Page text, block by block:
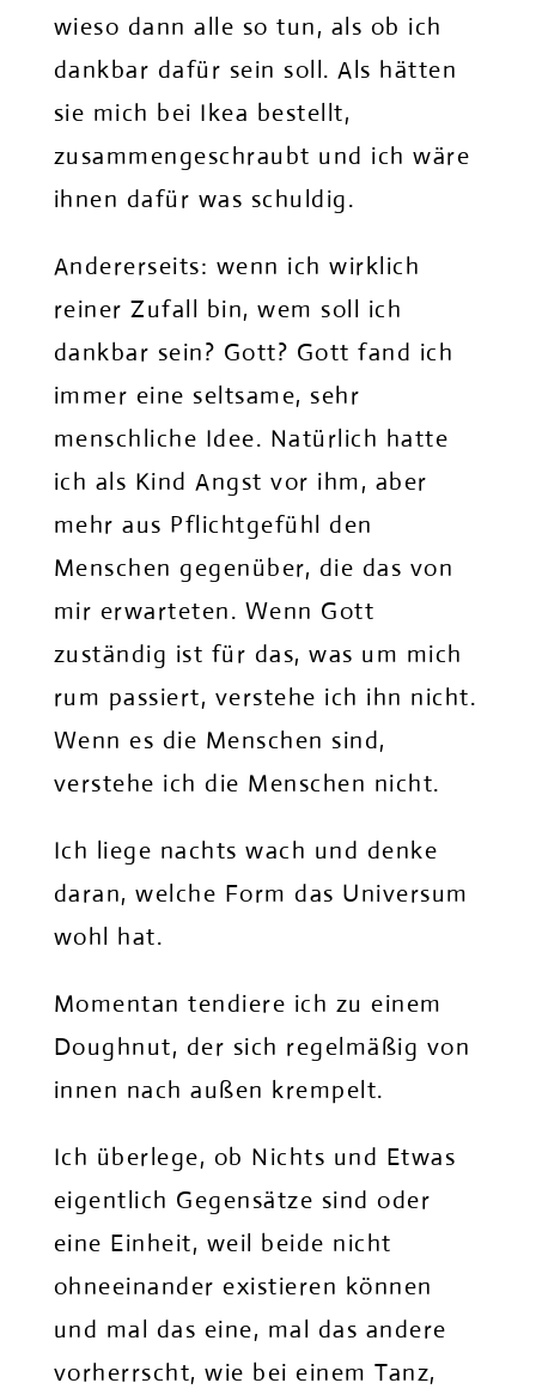
wieso dann alle so tun, als ob ich
dankbar dafür sein soll. Als hätten
sie mich bei Ikea bestellt,
zusammengeschraubt und ich wäre
ihnen dafür was schuldig.
Andererseits: wenn ich wirklich
reiner Zufall bin, wem soll ich
dankbar sein? Gott? Gott fand ich
immer eine seltsame, sehr
menschliche Idee. Natürlich hatte
ich als Kind Angst vor ihm, aber
mehr aus Pflichtgefühl den
Menschen gegenüber, die das von
mir erwarteten. Wenn Gott
zuständig ist für das, was um mich
rum passiert, verstehe ich ihn nicht.
Wenn es die Menschen sind,
verstehe ich die Menschen nicht.
Ich liege nachts wach und denke
daran, welche Form das Universum
wohl hat.
Momentan tendiere ich zu einem
Doughnut, der sich regelmäßig von
innen nach außen krempelt.
Ich überlege, ob Nichts und Etwas
eigentlich Gegensätze sind oder
eine Einheit, weil beide nicht
ohneeinander existieren können
und mal das eine, mal das andere
vorherrscht, wie bei einem Tanz,